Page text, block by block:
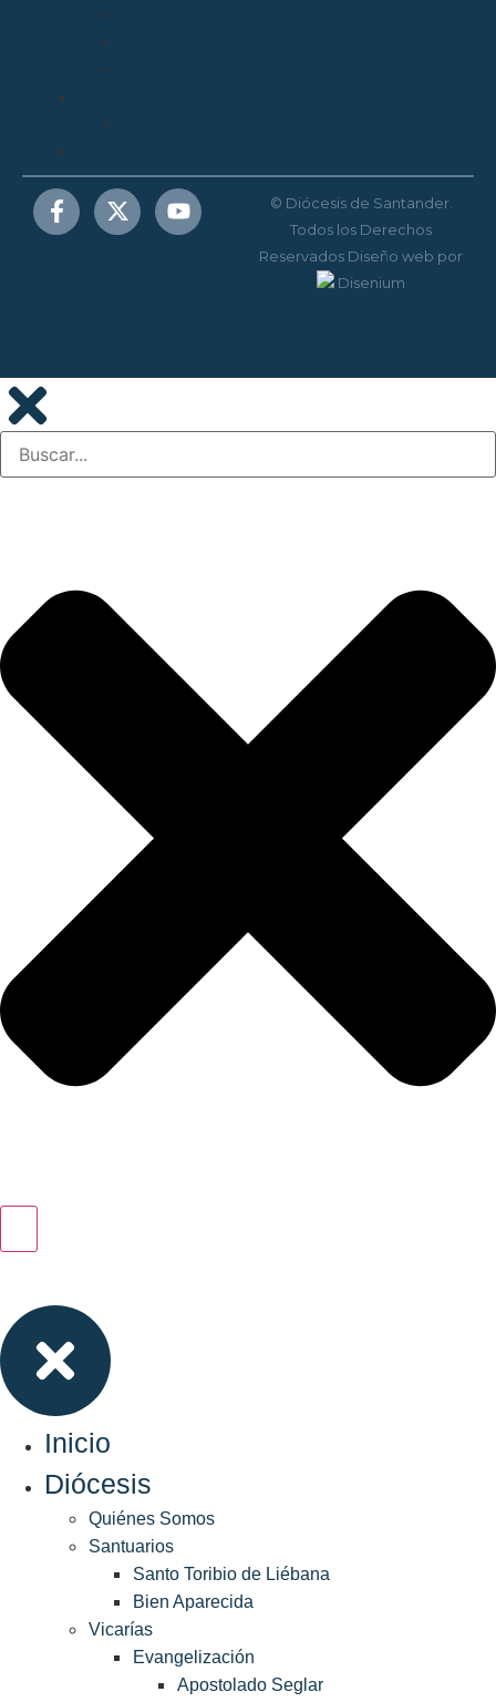
© Diócesis de Santander.
Todos los Derechos
Reservados Diseño web por
Disenium
Inicio
Diócesis
Quiénes Somos
Santuarios
Santo Toribio de Liébana
Bien Aparecida
Vicarías
Evangelización
Apostolado Seglar